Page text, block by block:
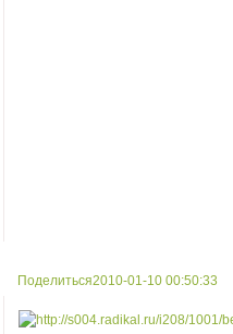
Поделиться2010-01-10 00:50:33